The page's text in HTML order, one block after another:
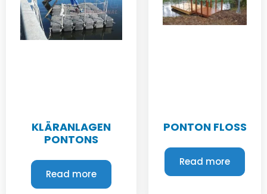
KLÄRANLAGEN
PONTONS
Read more
PONTON FLOSS
Read more